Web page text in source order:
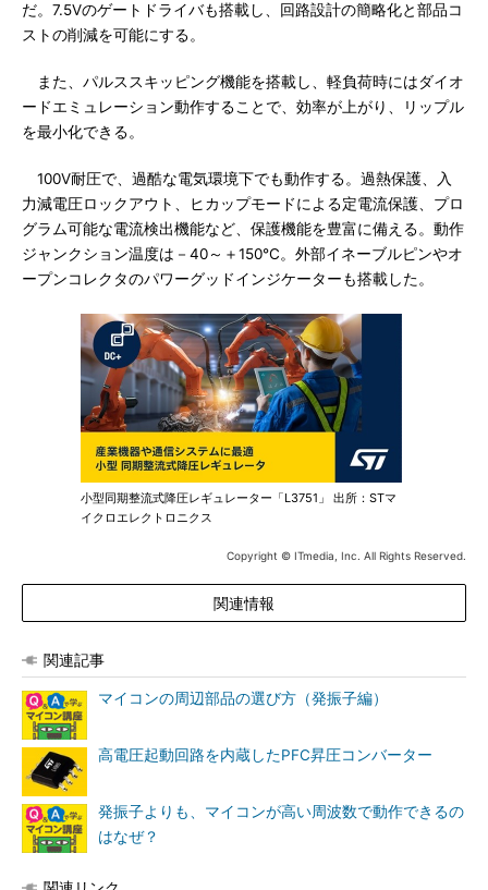
だ。7.5Vのゲートドライバも搭載し、回路設計の簡略化と部品コ
ストの削減を可能にする。
また、パルススキッピング機能を搭載し、軽負荷時にはダイオ
ードエミュレーション動作することで、効率が上がり、リップル
を最小化できる。
100V耐圧で、過酷な電気環境下でも動作する。過熱保護、入
力減電圧ロックアウト、ヒカップモードによる定電流保護、プロ
グラム可能な電流検出機能など、保護機能を豊富に備える。動作
ジャンクション温度は－40～＋150℃。外部イネーブルピンやオ
ープンコレクタのパワーグッドインジケーターも搭載した。
小型同期整流式降圧レギュレーター「L3751」 出所：STマ
イクロエレクトロニクス
Copyright © ITmedia, Inc. All Rights Reserved.
関連情報
関連記事
マイコンの周辺部品の選び方（発振子編）
高電圧起動回路を内蔵したPFC昇圧コンバーター
発振子よりも、マイコンが高い周波数で動作できるの
はなぜ？